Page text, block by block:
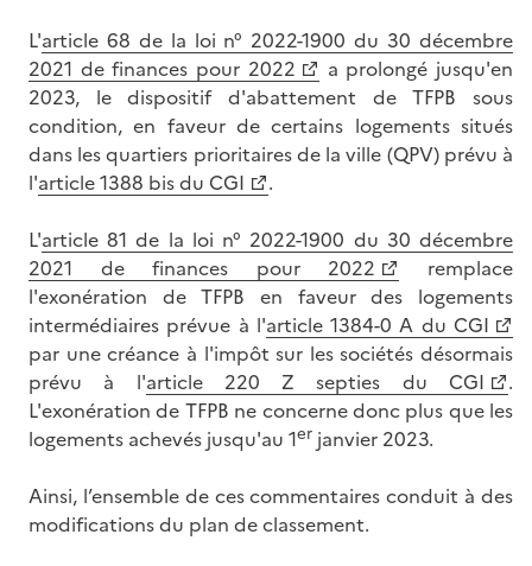
L'article 68 de la loi n° 2022-1900 du 30 décembre
2021 de finances pour 2022
a prolongé jusqu'en
2023, le dispositif d'abattement de TFPB sous
condition, en faveur de certains logements situés
dans les quartiers prioritaires de la ville (QPV) prévu à
l'article 1388 bis du CGI
.
L'article 81 de la loi n° 2022-1900 du 30 décembre
2021 de finances pour 2022
remplace
l'exonération de TFPB en faveur des logements
intermédiaires prévue à l'article 1384-0 A du CGI
par une créance à l'impôt sur les sociétés désormais
prévu à l'article 220 Z septies du CGI
.
L'exonération de TFPB ne concerne donc plus que les
logements achevés jusqu'au 1er janvier 2023.
Ainsi, l’ensemble de ces commentaires conduit à des
modifications du plan de classement.